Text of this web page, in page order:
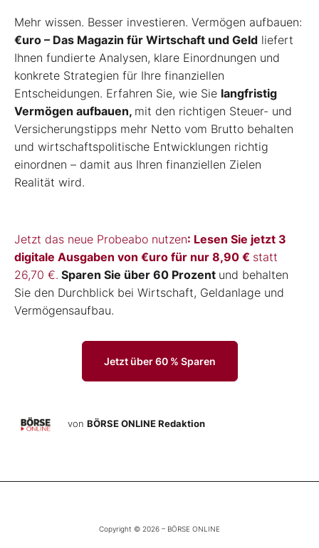
Mehr wissen. Besser investieren. Vermögen aufbauen:
€uro – Das Magazin für Wirtschaft und Geld liefert
Ihnen fundierte Analysen, klare Einordnungen und
konkrete Strategien für Ihre finanziellen
Entscheidungen. Erfahren Sie, wie Sie langfristig
Vermögen aufbauen, mit den richtigen Steuer- und
Versicherungstipps mehr Netto vom Brutto behalten
und wirtschaftspolitische Entwicklungen richtig
einordnen – damit aus Ihren finanziellen Zielen
Realität wird.
Jetzt das neue Probeabo nutzen: Lesen Sie jetzt 3
digitale Ausgaben von €uro für nur 8,90 € statt
26,70 €. Sparen Sie über 60 Prozent und behalten
Sie den Durchblick bei Wirtschaft, Geldanlage und
Vermögensaufbau.
Jetzt über 60 % Sparen
von BÖRSE ONLINE Redaktion
Copyright © 2026 – BÖRSE ONLINE